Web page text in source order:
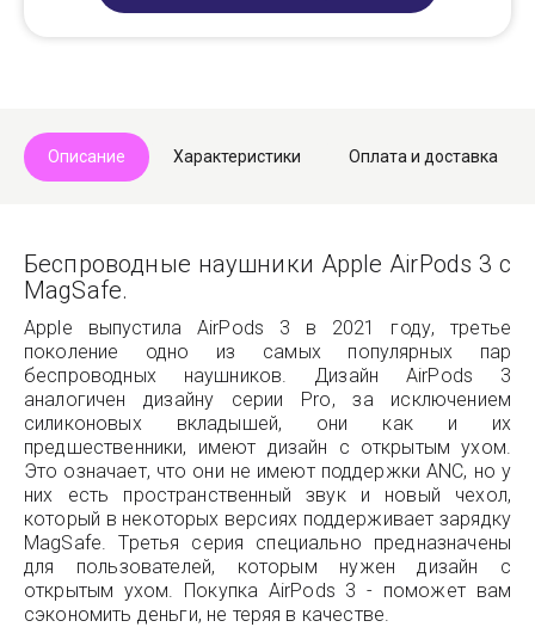
Описание Характеристики Оплата и доставка
Беспроводные наушники Apple AirPods 3 с
MagSafe.
Apple выпустила AirPods 3 в 2021 году, третье
поколение одно из самых популярных пар
беспроводных наушников. Дизайн AirPods 3
аналогичен дизайну серии Pro, за исключением
силиконовых вкладышей, они как и их
предшественники, имеют дизайн с открытым ухом.
Это означает, что они не имеют поддержки ANC, но у
них есть пространственный звук и новый чехол,
который в некоторых версиях поддерживает зарядку
MagSafe. Третья серия специально предназначены
для пользователей, которым нужен дизайн с
открытым ухом. Покупка AirPods 3 - поможет вам
сэкономить деньги, не теряя в качестве.